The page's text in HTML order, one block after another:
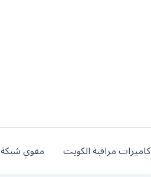
كاميرات مراقبة الكويت مقوي شبكة